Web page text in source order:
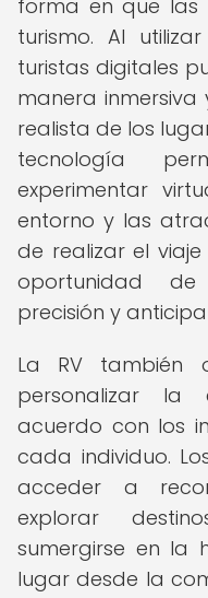
forma en que las
turismo. Al
turistas digitales
manera
realista de los
tecnología
experimentar
entorno y las
de realizar el
oportunidad
precisión y
La RV también
personalizar la
acuerdo con los
cada individuo.
acceder a
explorar
sumergirse en la
lugar desde la